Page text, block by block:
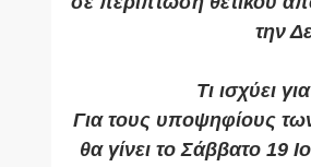
την
Τι ισχύει
Για τους υποψηφίους
θα γίνει το Σάββατο 19